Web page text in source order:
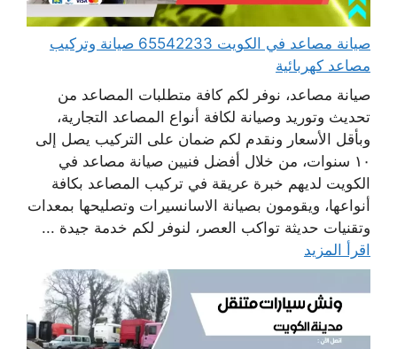
صيانة مصاعد في الكويت 65542233 صيانة وتركيب
مصاعد كهربائية
صيانة مصاعد، نوفر لكم كافة متطلبات المصاعد من
تحديث وتوريد وصيانة لكافة أنواع المصاعد التجارية،
وبأقل الأسعار ونقدم لكم ضمان على التركيب يصل إلى
١٠ سنوات، من خلال أفضل فنيين صيانة مصاعد في
الكويت لديهم خبرة عريقة في تركيب المصاعد بكافة
أنواعها، ويقومون بصيانة الاسانسيرات وتصليحها بمعدات
وتقنيات حديثة تواكب العصر، لنوفر لكم خدمة جيدة ...
اقرأ المزيد